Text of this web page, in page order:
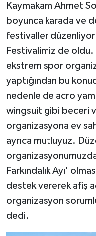
Kaymakam Ahmet
boyunca karada ve
festivaller
Festivalimiz de
ekstrem spor
yaptığından bu
nedenle de acro
wingsuit gibi beceri
organizasyona ev
ayrıca mutluyuz.
Farkındalık Ayı'
destek vererek afiş
organizasyon
dedi.